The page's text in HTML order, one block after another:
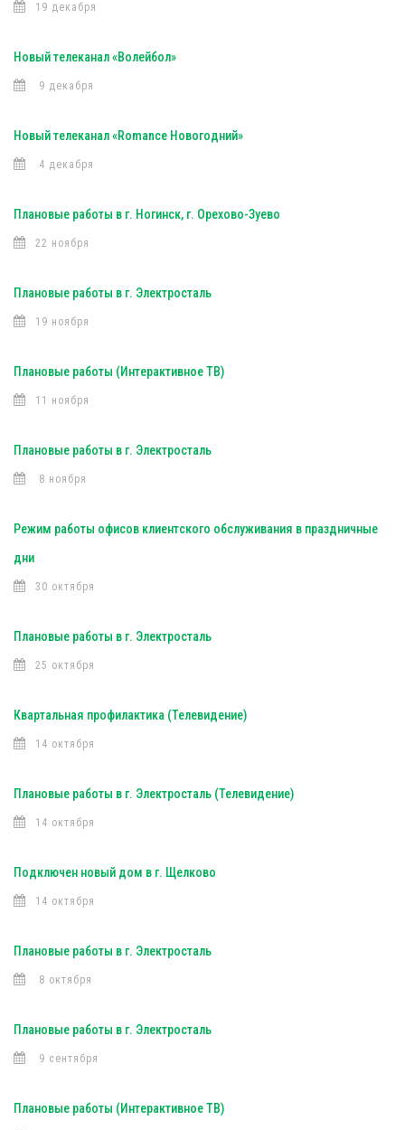
19 декабря
Новый телеканал «Волейбол»
9 декабря
Новый телеканал «Romance Новогодний»
4 декабря
Плановые работы в г. Ногинск, г. Орехово-Зуево
22 ноября
Плановые работы в г. Электросталь
19 ноября
Плановые работы (Интерактивное ТВ)
11 ноября
Плановые работы в г. Электросталь
8 ноября
Режим работы офисов клиентского обслуживания в праздничные
дни
30 октября
Плановые работы в г. Электросталь
25 октября
Квартальная профилактика (Телевидение)
14 октября
Плановые работы в г. Электросталь (Телевидение)
14 октября
Подключен новый дом в г. Щелково
14 октября
Плановые работы в г. Электросталь
8 октября
Плановые работы в г. Электросталь
9 сентября
Плановые работы (Интерактивное ТВ)